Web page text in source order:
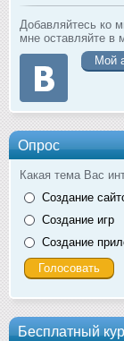
Добавляйтесь ко
мне оставляйте в
Мой
Опрос
Какая тема Вас
Создание
Создание игр
Создание
Бесплатный